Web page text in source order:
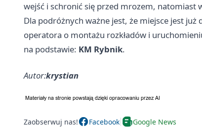
wejść i schronić się przed mrozem, natomiast
Dla podróżnych ważne jest, że miejsce jest
operatora o montażu rozkładów i
na podstawie: KM Rybnik.
Autor:krystian
Zaobserwuj nas! Facebook Google News